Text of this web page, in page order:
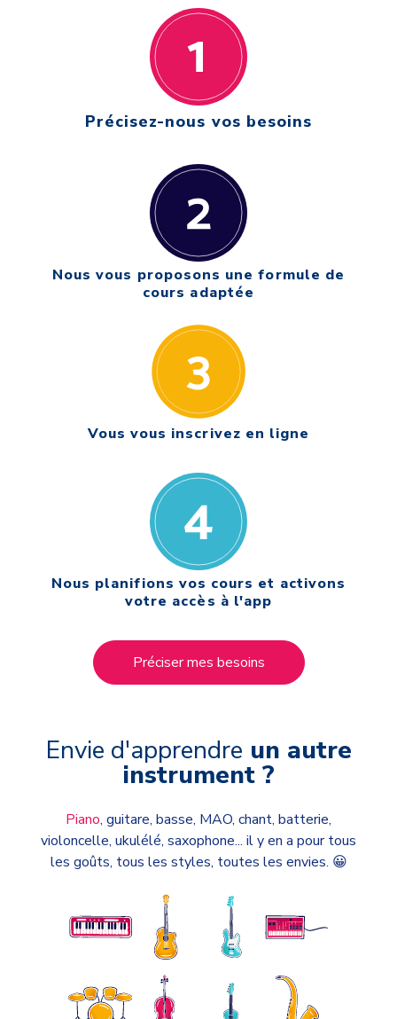
Précisez-nous vos besoins
Nous vous proposons une formule de
cours adaptée
Vous vous inscrivez en ligne
Nous planifions vos cours et activons
votre accès à l'app
Préciser mes besoins
Envie d'apprendre un autre
instrument ?
Piano, guitare, basse, MAO, chant, batterie,
violoncelle, ukulélé, saxophone... il y en a pour tous
les goûts, tous les styles, toutes les envies. 😀